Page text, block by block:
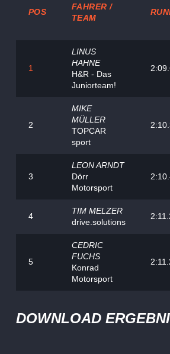
POS
FAHRER /
TEAM
1
LINUS
HAHNE
H&R - Das
Juniorteam!
2
MIKE
MÜLLER
TOPCAR
sport
3
LEON ARNDT
Dörr
Motorsport
4
TIM MELZER
drive.solutions
5
CEDRIC
FUCHS
Konrad
Motorsport
DOWNLOAD